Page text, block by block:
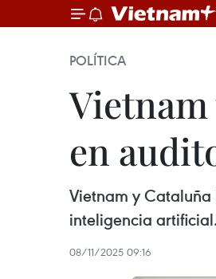
POLÍTICA
en
Vietnam y
inteligencia artificial.
08/11/2025 09:16